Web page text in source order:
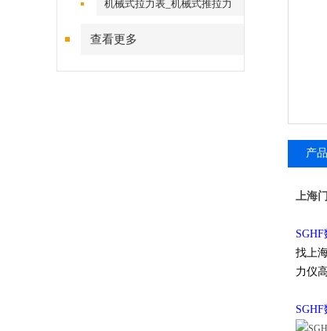
机械式拉力表_机械式推拉力
查看更多
产
上海
找上
力仪